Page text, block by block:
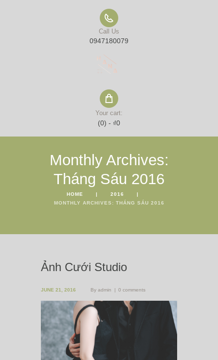
Call Us
0947180079
Your cart:
(0) - ₫0
Monthly Archives:
Tháng Sáu 2016
HOME
2016
MONTHLY ARCHIVES: THÁNG SÁU 2016
Ảnh Cưới Studio
JUNE 21, 2016 Byadmin 0 comments